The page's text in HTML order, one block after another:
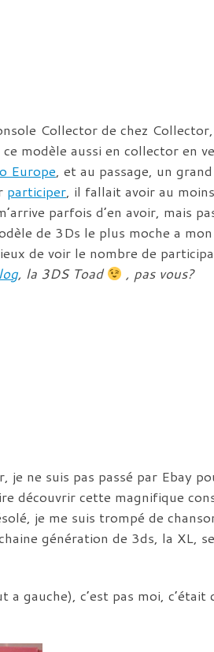
Collector de chez Collector,
modèle aussi en collector en
Europe, et au passage, un
participer, il fallait avoir au
parfois d’en avoir, mais
de 3Ds le plus moche a
de voir le nombre de
, la 3DS Toad , pas vous?
ne suis pas passé par Ebay
découvrir cette magnifique
je me suis trompé de
génération de 3ds, la XL,
gauche), c’est pas moi, c’était